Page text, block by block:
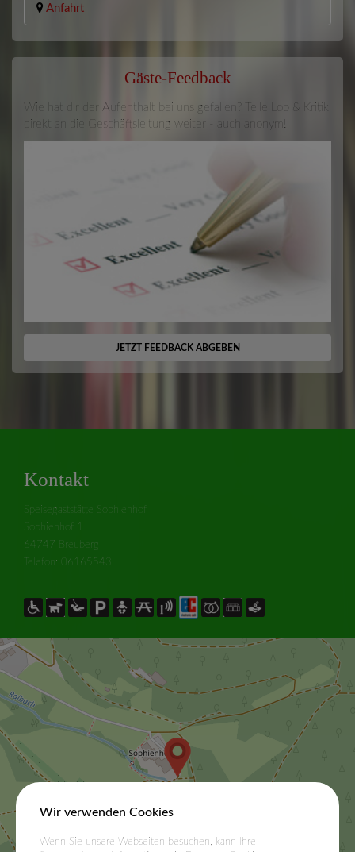
Anfahrt
Gäste-Feedback
Wie hat dir der Aufenthalt bei uns gefallen? Teile Lob & Kritik
direkt an die Geschäftsleitung weiter - auch anonym!
JETZT FEEDBACK ABGEBEN
Kontakt
Speisegaststätte Sophienhof
Sophienhof 1
64747 Breuberg
Telefon: 06165543
Wir verwenden Cookies
Wenn Sie unsere Webseiten besuchen, kann Ihre